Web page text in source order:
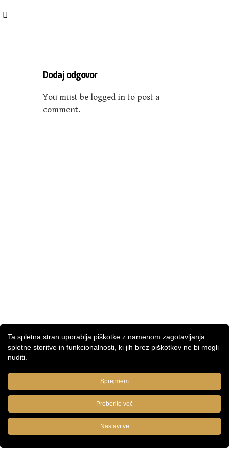
Dodaj odgovor
You must be logged in to post a
comment.
Ta spletna stran uporablja piškotke z namenom zagotavljanja
spletne storitve in funkcionalnosti, ki jih brez piškotkov ne bi mogli
nuditi.
Sprejmem
Preberite več
Nastavitve